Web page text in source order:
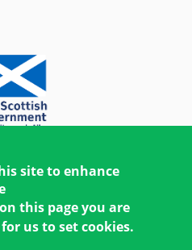
site to enhance
this page you are
us to set cookies.